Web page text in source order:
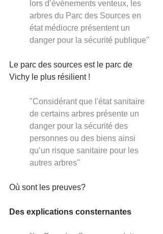
lors d’événements venteux, les
arbres du Parc des Sources en
état médiocre présentent un
danger pour la sécurité publique"
Le parc des sources est le parc de
Vichy le plus résilient !
"Considérant que l'état sanitaire
de certains arbres présente un
danger pour la sécurité des
personnes ou des biens ainsi
qu’un risque sanitaire pour les
autres arbres"
Où sont les preuves?
Des explications consternantes